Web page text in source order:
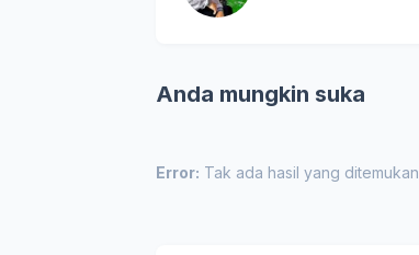
Anda mungkin suka
Error: Tak ada hasil yang ditemukan